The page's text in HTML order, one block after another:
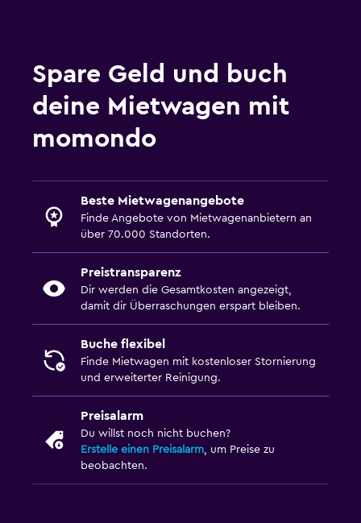
Mietwagen in Cardiff
ab CHF 24
Mietwagen in Truro
Mietwagen in Newport
Mietwagen in Belfast
Mietwagen in Exeter
Spare Geld und buch
deine Mietwagen mit
momondo
Beste Mietwagenangebote
Finde Angebote von Mietwagenanbietern an
über 70.000 Standorten.
Preistransparenz
Dir werden die Gesamtkosten angezeigt,
damit dir Überraschungen erspart bleiben.
Buche flexibel
Finde Mietwagen mit kostenloser Stornierung
und erweiterter Reinigung.
Preisalarm
Du willst noch nicht buchen?
Erstelle einen Preisalarm, um Preise zu
beobachten.